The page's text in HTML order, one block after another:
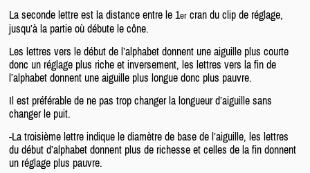
La seconde lettre est la distance entre le 1er cran du clip de réglage,
jusqu’à la partie où débute le cône.
Les lettres vers le début de l’alphabet donnent une aiguille plus courte
donc un réglage plus riche et inversement, les lettres vers la fin de
l’alphabet donnent une aiguille plus longue donc plus pauvre.
Il est préférable de ne pas trop changer la longueur d’aiguille sans
changer le puit.
-La troisième lettre indique le diamètre de base de l’aiguille, les lettres
du début d’alphabet donnent plus de richesse et celles de la fin donnent
un réglage plus pauvre.